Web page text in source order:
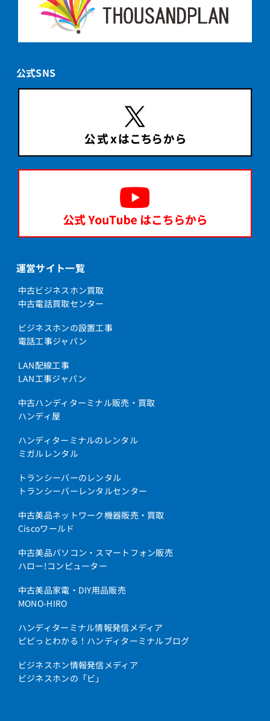
公式SNS
運営サイト一覧
中古ビジネスホン買取
中古電話買取センター
ビジネスホンの設置工事
電話工事ジャパン
LAN配線工事
LAN工事ジャパン
中古ハンディターミナル販売・買取
ハンディ屋
ハンディターミナルのレンタル
ミガルレンタル
トランシーバーのレンタル
トランシーバーレンタルセンター
中古美品ネットワーク機器販売・買取
Ciscoワールド
中古美品パソコン・スマートフォン販売
ハロー!コンピューター
中古美品家電・DIY用品販売
MONO-HIRO
ハンディターミナル情報発信メディア
ピピっとわかる！ハンディターミナルブログ
ビジネスホン情報発信メディア
ビジネスホンの「ビ」